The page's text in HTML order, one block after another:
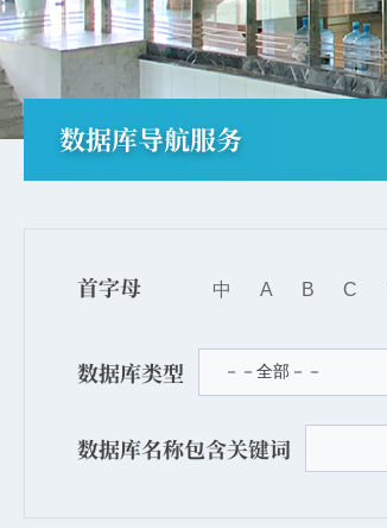
数据库导航服务
首字母 中 A B C
数据库类型
数据库名称包含关键词